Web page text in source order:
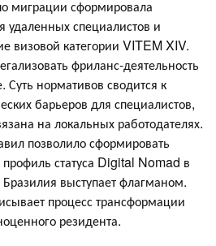
миграции сформировала
специалистов и
визовой категории VITEM XIV.
фриланс-деятельность
нормативов сводится к
барьеров для специалистов,
на локальных работодателях.
позволило сформировать
статуса Digital Nomad в
выступает флагманом.
процесс трансформации
резидента.